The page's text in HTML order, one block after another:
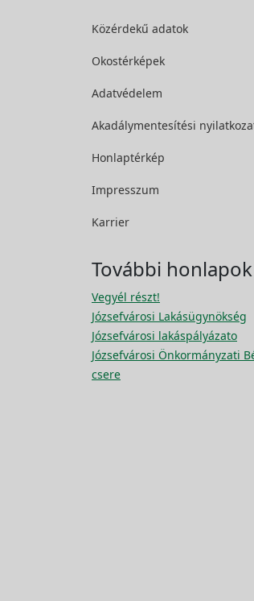
Közérdekű adatok
Okostérképek
Adatvédelem
Akadálymentesítési
Honlaptérkép
Impresszum
Karrier
További honlapok
Vegyél részt!
Józsefvárosi Lakásügynökség
Józsefvárosi lakáspályázato
Józsefvárosi Önkormányzati
csere